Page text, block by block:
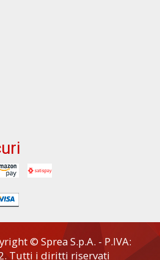
© Sprea S.p.A. - P.IVA:
Tutti i diritti riservati